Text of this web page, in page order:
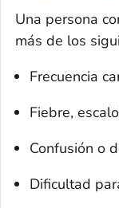
Una persona
más de los
Frecuencia
Fiebre,
Confusión o
Dificultad